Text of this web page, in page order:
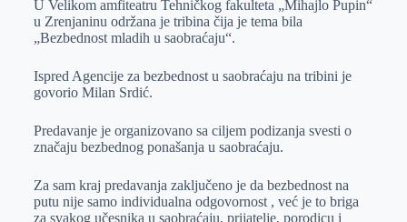
e
I
n
s
A
p
a
U Velikom amfiteatru Tehničkog fakulteta „Mihajlo Pupin“
u Zrenjaninu održana je tribina čija je tema bila
„Bezbednost mladih u saobraćaju“.
Ispred Agencije za bezbednost u saobraćaju na tribini je
govorio Milan Srdić.
Predavanje je organizovano sa ciljem podizanja svesti o
značaju bezbednog ponašanja u saobraćaju.
Za sam kraj predavanja zaključeno je da bezbednost na
putu nije samo individualna odgovornost , već je to briga
za svakog učesnika u saobraćaju, prijatelje, porodicu i